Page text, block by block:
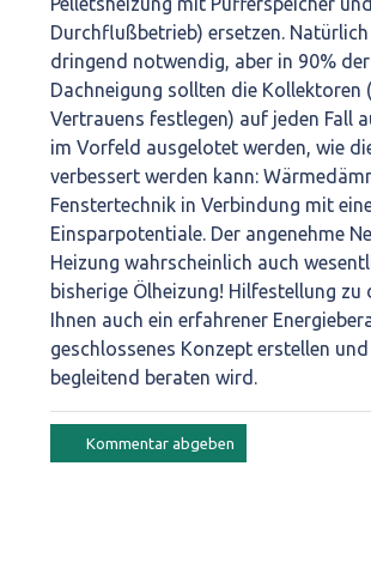
Durchflußbetrieb) ersetzen.
dringend notwendig, aber in 90%
Dachneigung sollten die Kollektoren
Vertrauens festlegen) auf jeden Fall
im Vorfeld ausgelotet werden, wie
verbessert werden kann:
Fenstertechnik in Verbindung mit
Einsparpotentiale. Der angenehme
Heizung wahrscheinlich auch
bisherige Ölheizung! Hilfestellung
Ihnen auch ein erfahrener
geschlossenes Konzept erstellen
begleitend beraten wird.